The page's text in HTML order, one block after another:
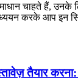
चाहते हैं, उनके
करके आप इन
तैयार करना: